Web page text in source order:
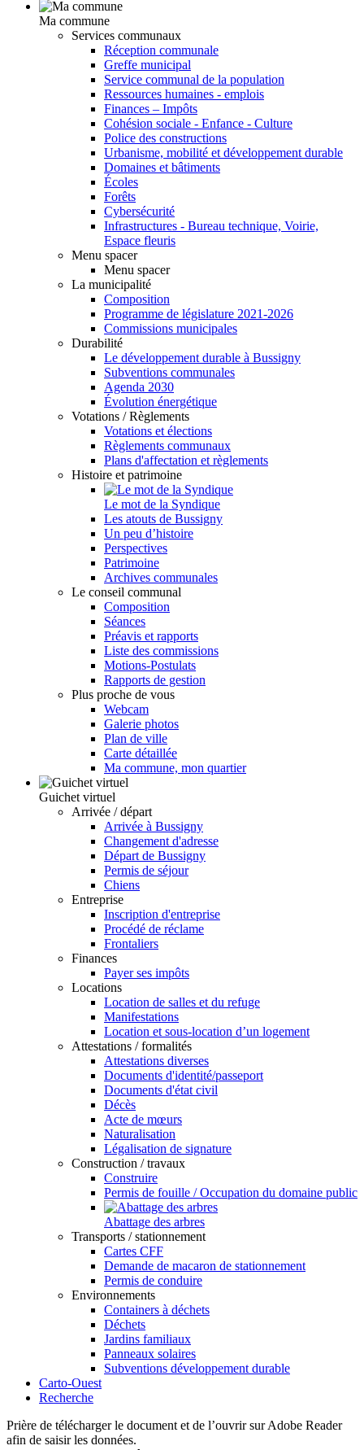
Ma commune
Services communaux
Réception communale
Greffe municipal
Service communal de la population
Ressources humaines - emplois
Finances – Impôts
Cohésion sociale - Enfance - Culture
Police des constructions
Urbanisme, mobilité et développement durable
Domaines et bâtiments
Écoles
Forêts
Cybersécurité
Infrastructures - Bureau technique, Voirie,
Espace fleuris
Menu spacer
Menu spacer
La municipalité
Composition
Programme de législature 2021-2026
Commissions municipales
Durabilité
Le développement durable à Bussigny
Subventions communales
Agenda 2030
Évolution énergétique
Votations / Règlements
Votations et élections
Règlements communaux
Plans d'affectation et règlements
Histoire et patrimoine
Le mot de la Syndique
Les atouts de Bussigny
Un peu d’histoire
Perspectives
Patrimoine
Archives communales
Le conseil communal
Composition
Séances
Préavis et rapports
Liste des commissions
Motions-Postulats
Rapports de gestion
Plus proche de vous
Webcam
Galerie photos
Plan de ville
Carte détaillée
Ma commune, mon quartier
Guichet virtuel
Arrivée / départ
Arrivée à Bussigny
Changement d'adresse
Départ de Bussigny
Permis de séjour
Chiens
Entreprise
Inscription d'entreprise
Procédé de réclame
Frontaliers
Finances
Payer ses impôts
Locations
Location de salles et du refuge
Manifestations
Location et sous-location d’un logement
Attestations / formalités
Attestations diverses
Documents d'identité/passeport
Documents d'état civil
Décès
Acte de mœurs
Naturalisation
Légalisation de signature
Construction / travaux
Construire
Permis de fouille / Occupation du domaine public
Abattage des arbres
Transports / stationnement
Cartes CFF
Demande de macaron de stationnement
Permis de conduire
Environnements
Containers à déchets
Déchets
Jardins familiaux
Panneaux solaires
Subventions développement durable
Carto-Ouest
Recherche
Prière de télécharger le document et de l’ouvrir sur Adobe Reader
afin de saisir les données.